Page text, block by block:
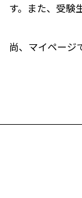
す。また、受験
尚、マイページ